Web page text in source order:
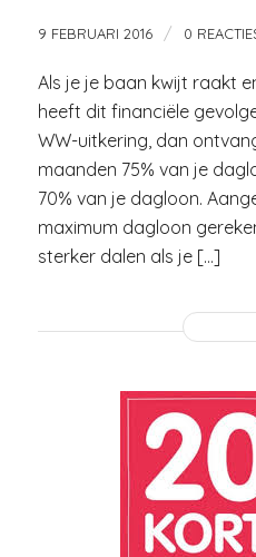
9 FEBRUARI 2016 / 0
Als je je baan kwijt raakt
heeft dit financiële
WW-uitkering, dan
maanden 75% van je
70% van je dagloon.
maximum dagloon
sterker dalen als je […]